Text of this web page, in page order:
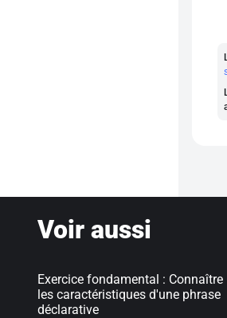
Voir aussi
Exercice fondamental : Connaître
les caractéristiques d'une phrase
déclarative